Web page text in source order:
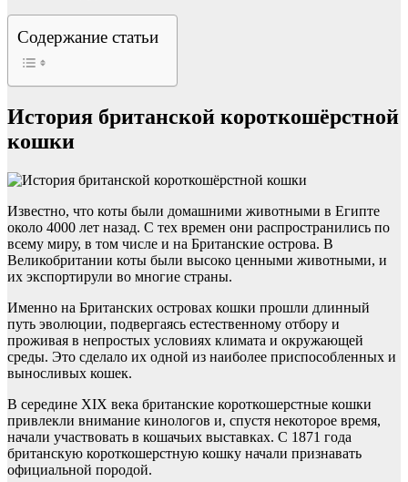
Содержание статьи
История британской короткошёрстной
кошки
Известно, что коты были домашними животными в Египте
около 4000 лет назад. С тех времен они распространились по
всему миру, в том числе и на Британские острова. В
Великобритании коты были высоко ценными животными, и
их экспортирули во многие страны.
Именно на Британских островах кошки прошли длинный
путь эволюции, подвергаясь естественному отбору и
проживая в непростых условиях климата и окружающей
среды. Это сделало их одной из наиболее приспособленных и
выносливых кошек.
В середине XIX века британские короткошерстные кошки
привлекли внимание кинологов и, спустя некоторое время,
начали участвовать в кошачьих выставках. С 1871 года
британскую короткошерстную кошку начали признавать
официальной породой.